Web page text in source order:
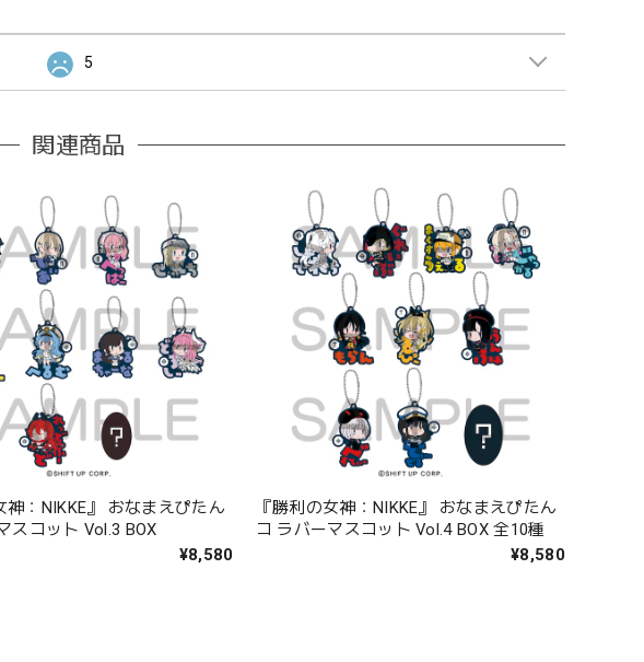
5
関連商品
神：NIKKE』 おなまえぴたん
スコット Vol.3 BOX
¥8,580
『勝利の女神：NIKKE』 おなまえぴたん
コ ラバーマスコット Vol.4 BOX 全10種
¥8,580